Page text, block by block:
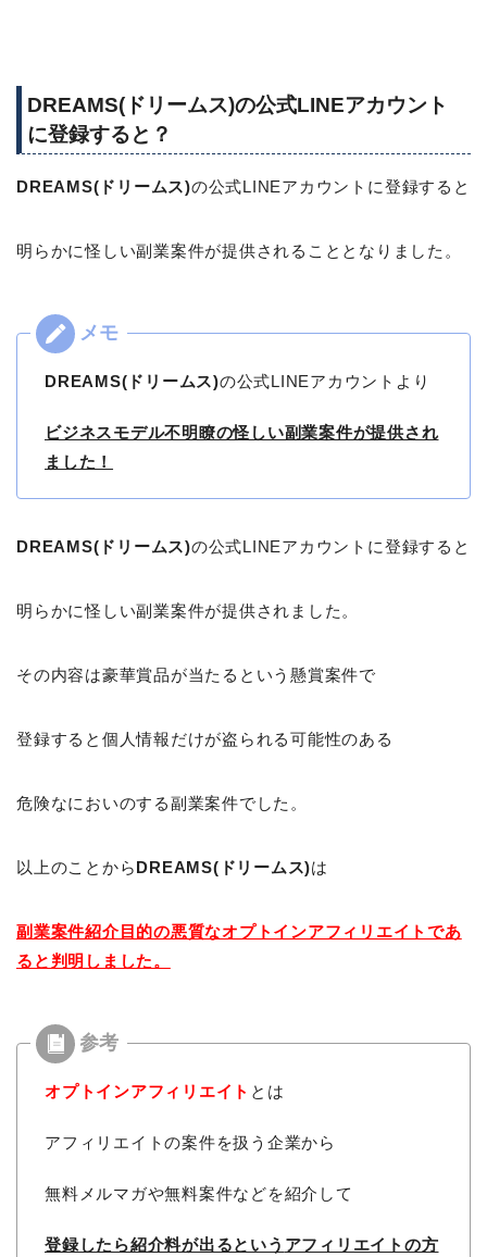
DREAMS(ドリームス)の公式LINEアカウント
に登録すると？
DREAMS(ドリームス)の公式LINEアカウントに登録すると
明らかに怪しい副業案件が提供されることとなりました。
DREAMS(ドリームス)の公式LINEアカウントより
ビジネスモデル不明瞭の怪しい副業案件が提供され
ました！
DREAMS(ドリームス)の公式LINEアカウントに登録すると
明らかに怪しい副業案件が提供されました。
その内容は豪華賞品が当たるという懸賞案件で
登録すると個人情報だけが盗られる可能性のある
危険なにおいのする副業案件でした。
以上のことからDREAMS(ドリームス)は
副業案件紹介目的の悪質なオプトインアフィリエイトであ
ると判明しました。
オプトインアフィリエイト とは
アフィリエイトの案件を扱う企業から
無料メルマガや無料案件などを紹介して
登録したら紹介料が出るという アフィリエイトの方